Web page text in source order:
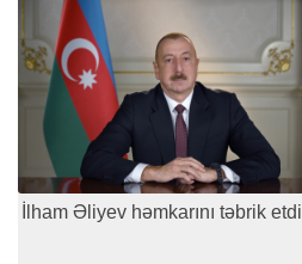
İlham Əliyev həmkarını təbrik etdi